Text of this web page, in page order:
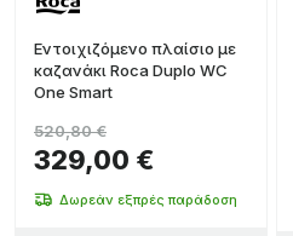
Εντοιχιζόμενο πλαίσιο με
καζανάκι Roca Duplo WC
One Smart
329,00 €
520,80 €
Δωρεάν εξπρές παράδοση